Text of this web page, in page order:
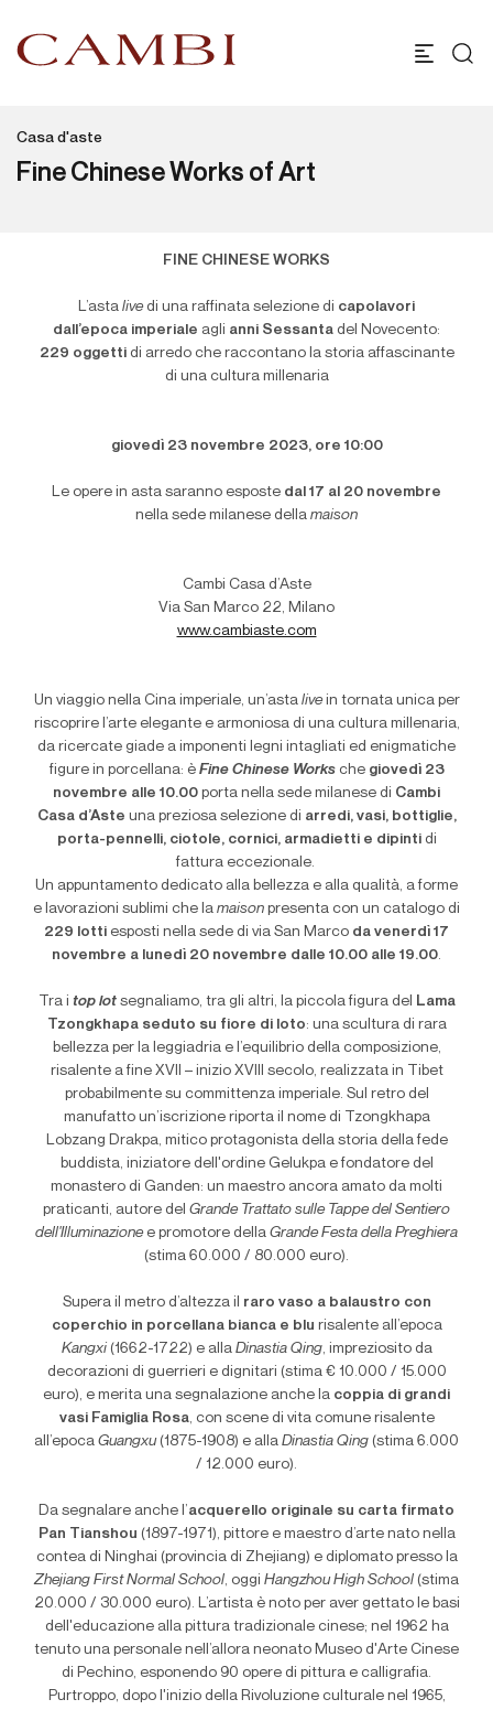
Casa d'aste
Fine Chinese Works of Art
FINE CHINESE WORKS
L’asta livedi una raffinata selezione di capolavori
dall’epoca imperiale agli anni Sessanta del Novecento:
229 oggettidi arredo che raccontano la storia affascinante
di una cultura millenaria
giovedì 23 novembre 2023, ore 10:00
Le opere in asta saranno esposte dal 17 al 20 novembre
nella sede milanese della maison
Cambi Casa d’Aste
Via San Marco 22, Milano
www.cambiaste.com
Un viaggio nella Cina imperiale, un’asta livein tornata unica per
riscoprire l’arte elegante e armoniosa di una cultura millenaria,
da ricercate giade a imponenti legni intagliati ed enigmatiche
figure in porcellana: è Fine Chinese Worksche giovedì 23
novembre alle 10.00 porta nella sede milanese di Cambi
Casa d’Aste una preziosa selezione di arredi, vasi, bottiglie,
porta-pennelli, ciotole, cornici, armadietti e dipintidi
fattura eccezionale.
Un appuntamento dedicato alla bellezza e alla qualità, a forme
e lavorazioni sublimi che la maison presenta con un catalogo di
229 lotti esposti nella sede di via San Marco da venerdì 17
novembre a lunedì 20 novembre dalle 10.00 alle 19.00.
Tra i top lotsegnaliamo, tra gli altri, la piccola figura del Lama
Tzongkhapa seduto su fiore di loto: una scultura di rara
bellezza per la leggiadria e l’equilibrio della composizione,
risalente a fine XVII – inizio XVIII secolo, realizzata in Tibet
probabilmente su committenza imperiale. Sul retro del
manufatto un’iscrizione riporta il nome di Tzongkhapa
Lobzang Drakpa, mitico protagonista della storia della fede
buddista, iniziatore dell'ordine Gelukpa e fondatore del
monastero di Ganden: un maestro ancora amato da molti
praticanti, autore del Grande Trattato sulle Tappe del Sentiero
dell'Illuminazionee promotore della Grande Festa della Preghiera
(stima 60.000 / 80.000 euro).
Supera il metro d’altezza il raro vaso a balaustro con
coperchio in porcellana bianca e blu risalente all’epoca
Kangxi(1662-1722) e alla Dinastia Qing, impreziosito da
decorazioni di guerrieri e dignitari (stima € 10.000 / 15.000
euro), e merita una segnalazione anche la coppia di grandi
vasi Famiglia Rosa, con scene di vita comune risalente
all’epoca Guangxu(1875-1908) e alla Dinastia Qing (stima 6.000
/ 12.000 euro).
Da segnalare anche l’acquerello originale su carta firmato
Pan Tianshou (1897-1971), pittore e maestro d’arte nato nella
contea di Ninghai (provincia di Zhejiang) e diplomato presso la
Zhejiang First Normal School, oggi Hangzhou High School (stima
20.000 / 30.000 euro). L’artista è noto per aver gettato le basi
dell'educazione alla pittura tradizionale cinese; nel 1962 ha
tenuto una personale nell’allora neonato Museo d'Arte Cinese
di Pechino, esponendo 90 opere di pittura e calligrafia.
Purtroppo, dopo l'inizio della Rivoluzione culturale nel 1965,